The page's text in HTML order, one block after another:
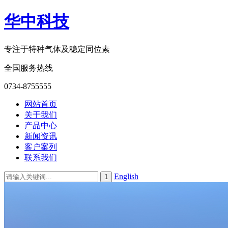
华中科技
专注于特种气体及稳定同位素
全国服务热线
0734-8755555
网站首页
关于我们
产品中心
新闻资讯
客户案列
联系我们
English